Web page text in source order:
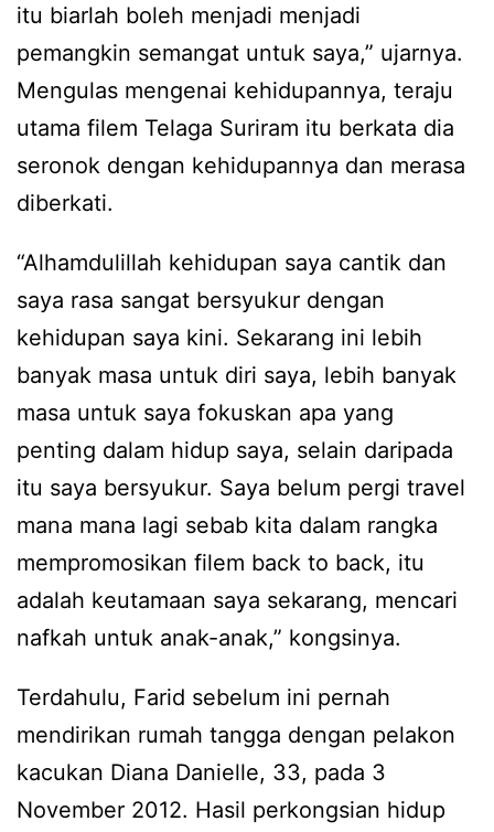
itu biarlah boleh menjadi menjadi
pemangkin semangat untuk saya,” ujarnya.
Mengulas mengenai kehidupannya, teraju
utama filem Telaga Suriram itu berkata dia
seronok dengan kehidupannya dan merasa
diberkati.
“Alhamdulillah kehidupan saya cantik dan
saya rasa sangat bersyukur dengan
kehidupan saya kini. Sekarang ini lebih
banyak masa untuk diri saya, lebih banyak
masa untuk saya fokuskan apa yang
penting dalam hidup saya, selain daripada
itu saya bersyukur. Saya belum pergi travel
mana mana lagi sebab kita dalam rangka
mempromosikan filem back to back, itu
adalah keutamaan saya sekarang, mencari
nafkah untuk anak-anak,” kongsinya.
Terdahulu, Farid sebelum ini pernah
mendirikan rumah tangga dengan pelakon
kacukan Diana Danielle, 33, pada 3
November 2012. Hasil perkongsian hidup